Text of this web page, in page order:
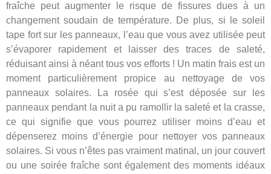
fraîche peut augmenter le risque de fissures dues à un
changement soudain de température. De plus, si le soleil
tape fort sur les panneaux, l’eau que vous avez utilisée peut
s’évaporer rapidement et laisser des traces de saleté,
réduisant ainsi à néant tous vos efforts ! Un matin frais est un
moment particulièrement propice au nettoyage de vos
panneaux solaires. La rosée qui s’est déposée sur les
panneaux pendant la nuit a pu ramollir la saleté et la crasse,
ce qui signifie que vous pourrez utiliser moins d’eau et
dépenserez moins d’énergie pour nettoyer vos panneaux
solaires. Si vous n’êtes pas vraiment matinal, un jour couvert
ou une soirée fraîche sont également des moments idéaux